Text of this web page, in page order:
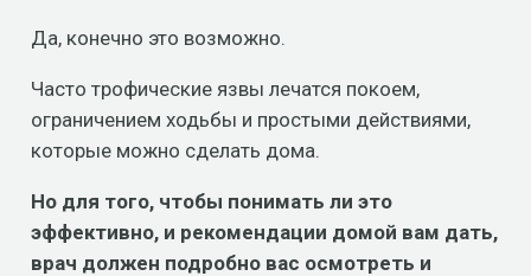
Да, конечно это возможно.
Часто трофические язвы лечатся покоем,
ограничением ходьбы и простыми действиями,
которые можно сделать дома.
Но для того, чтобы понимать ли это
эффективно, и рекомендации домой вам дать,
врач должен подробно вас осмотреть и